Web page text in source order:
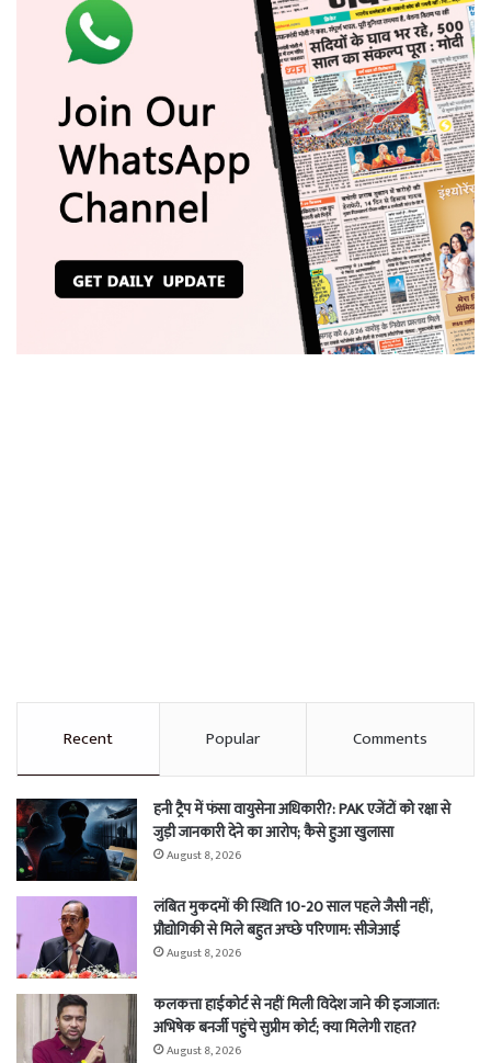
Recent Popular Comments
हनी ट्रैप में फंसा वायुसेना अधिकारी?: PAK एजेंटों को रक्षा से
जुड़ी जानकारी देने का आरोप; कैसे हुआ खुलासा
August 8, 2026
लंबित मुकदमों की स्थिति 10-20 साल पहले जैसी नहीं,
प्रौद्योगिकी से मिले बहुत अच्छे परिणाम: सीजेआई
August 8, 2026
कलकत्ता हाईकोर्ट से नहीं मिली विदेश जाने की इजाजात:
अभिषेक बनर्जी पहुंचे सुप्रीम कोर्ट; क्या मिलेगी राहत?
August 8, 2026